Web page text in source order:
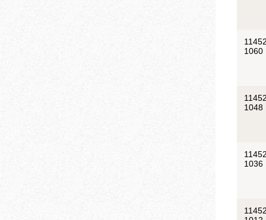
1060
1048
1036